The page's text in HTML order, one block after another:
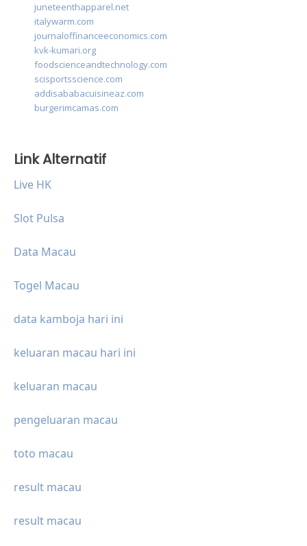
juneteenthapparel.net
italywarm.com
journaloffinanceeconomics.com
kvk-kumari.org
foodscienceandtechnology.com
scisportsscience.com
addisababacuisineaz.com
burgerimcamas.com
Link Alternatif
Live HK
Slot Pulsa
Data Macau
Togel Macau
data kamboja hari ini
keluaran macau hari ini
keluaran macau
pengeluaran macau
toto macau
result macau
result macau